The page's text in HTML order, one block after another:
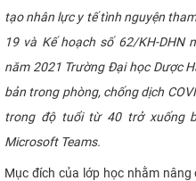
ĐẢM BẢO CHẤT
KHOA HỌC CÔNG
HTQT
CỰU NGƯỜI HỌC
tạo nhân lực y tế tình nguyện
19 và Kế hoạch số 62/KH-DHN
năm 2021 Trường Đại học Dược
bản trong phòng, chống dịch
trong độ tuổi từ 40 trở xuống
Microsoft Teams.
Mục đích của lớp học nhằm nâng